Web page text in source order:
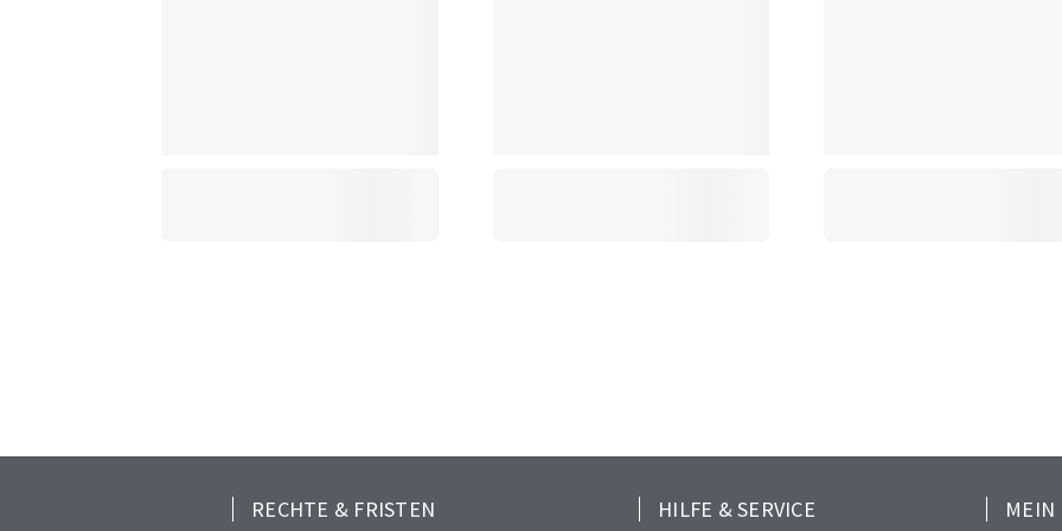
RECHTE & FRISTEN HILFE & SERVICE MEIN